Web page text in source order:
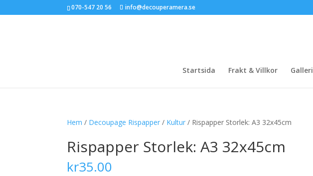
070-547 20 56 info@decouperamera.se
Startsida Frakt & Villkor Galleri
Hem / Decoupage Rispapper / Kultur / Rispapper Storlek: A3 32x45cm
Rispapper Storlek: A3 32x45cm
kr35.00